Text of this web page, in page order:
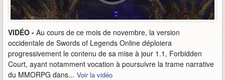
VIDÉO - Au cours de ce mois de novembre, la version
occidentale de Swords of Legends Online déploiera
progressivement le contenu de sa mise à jour 1.1, Forbidden
Court, ayant notamment vocation à poursuivre la trame narrative
du MMORPG dans... Voir la vidéo